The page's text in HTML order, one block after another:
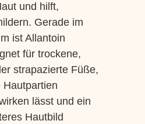
und hilft,
Gerade im
ist Allantoin
für trockene,
strapazierte Füße,
Hautpartien
lässt und ein
Hautbild